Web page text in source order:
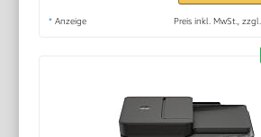
* Anzeige Preis inkl. MwSt.,